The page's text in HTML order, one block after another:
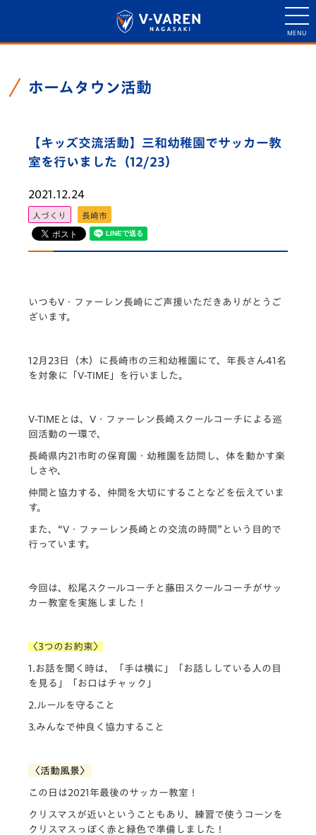
ホームタウン活動
【キッズ交流活動】三和幼稚園でサッカー教
室を行いました（12/23）
2021.12.24
人づくり 長崎市
いつもV・ファーレン長崎にご声援いただきありがとうご
ざいます。
12月23日（木）に長崎市の三和幼稚園にて、年長さん41名
を対象に「V-TIME」を行いました。
V-TIMEとは、V・ファーレン長崎スクールコーチによる巡
回活動の一環で、
長崎県内21市町の保育園・幼稚園を訪問し、体を動かす楽
しさや、
仲間と協力する、仲間を大切にすることなどを伝えていま
す。
また、“V・ファーレン長崎との交流の時間”という目的で
行っています。
今回は、松尾スクールコーチと藤田スクールコーチがサッ
カー教室を実施しました！
〈3つのお約束〉
1.お話を聞く時は、「手は横に」「お話ししている人の目
を見る」「お口はチャック」
2.ルールを守ること
3.みんなで仲良く協力すること
〈活動風景〉
この日は2021年最後のサッカー教室！
クリスマスが近いということもあり、練習で使うコーンを
クリスマスっぽく赤と緑色で準備しました！